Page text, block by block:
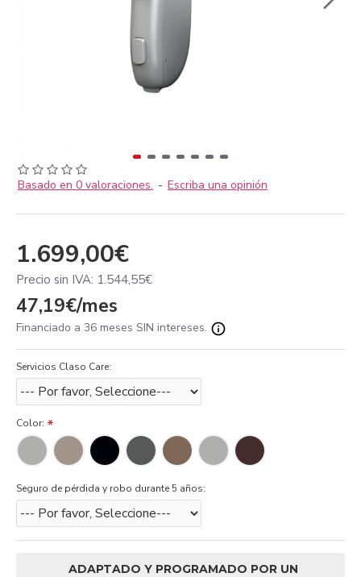
Basado en 0 valoraciones. - Escriba una opinión
1.699,00€
Precio sin IVA: 1.544,55€
47,19€/mes
Financiado a 36 meses SIN intereses.
Servicios Claso Care:
Color:
Seguro de pérdida y robo durante 5 años:
ADAPTADO Y PROGRAMADO POR UN